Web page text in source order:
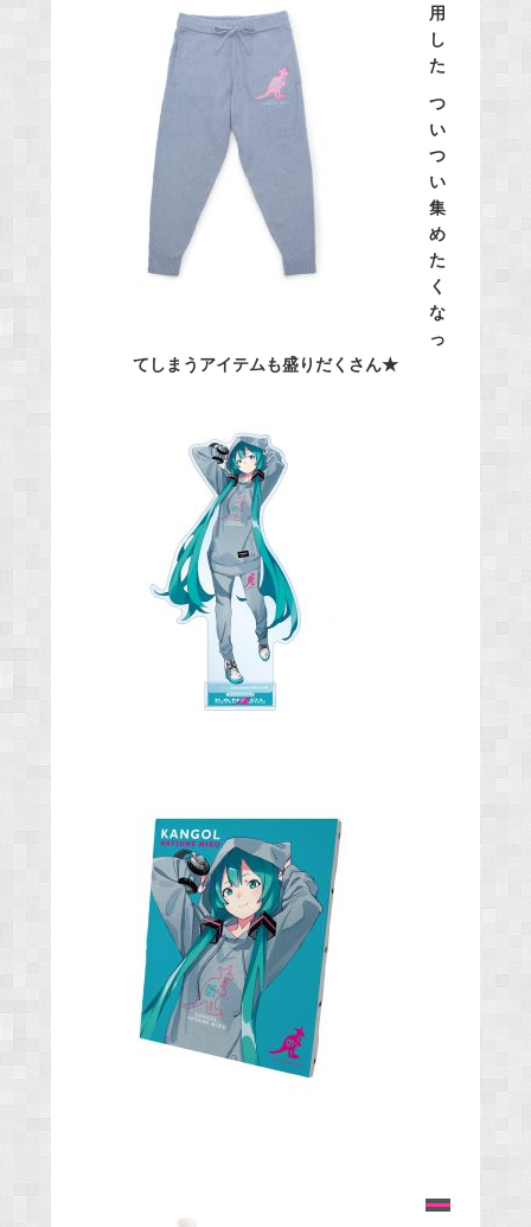
用
し
た
つ
い
つ
い
集
め
た
く
な
っ
てしまうアイテムも盛りだくさん★